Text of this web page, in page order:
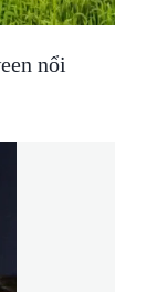
nổi